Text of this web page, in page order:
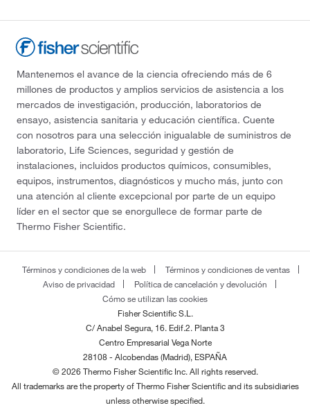
Mantenemos el avance de la ciencia ofreciendo más de 6
millones de productos y amplios servicios de asistencia a los
mercados de investigación, producción, laboratorios de
ensayo, asistencia sanitaria y educación científica. Cuente
con nosotros para una selección inigualable de suministros de
laboratorio, Life Sciences, seguridad y gestión de
instalaciones, incluidos productos químicos, consumibles,
equipos, instrumentos, diagnósticos y mucho más, junto con
una atención al cliente excepcional por parte de un equipo
líder en el sector que se enorgullece de formar parte de
Thermo Fisher Scientific.
Términos y condiciones de la web
Términos y condiciones de ventas
Aviso de privacidad
Política de cancelación y devolución
Cómo se utilizan las cookies
Fisher Scientific S.L.
C/ Anabel Segura, 16. Edif.2. Planta 3
Centro Empresarial Vega Norte
28108 - Alcobendas (Madrid), ESPAÑA
© 2026 Thermo Fisher Scientific Inc. All rights reserved.
All trademarks are the property of Thermo Fisher Scientific and its subsidiaries
unless otherwise specified.